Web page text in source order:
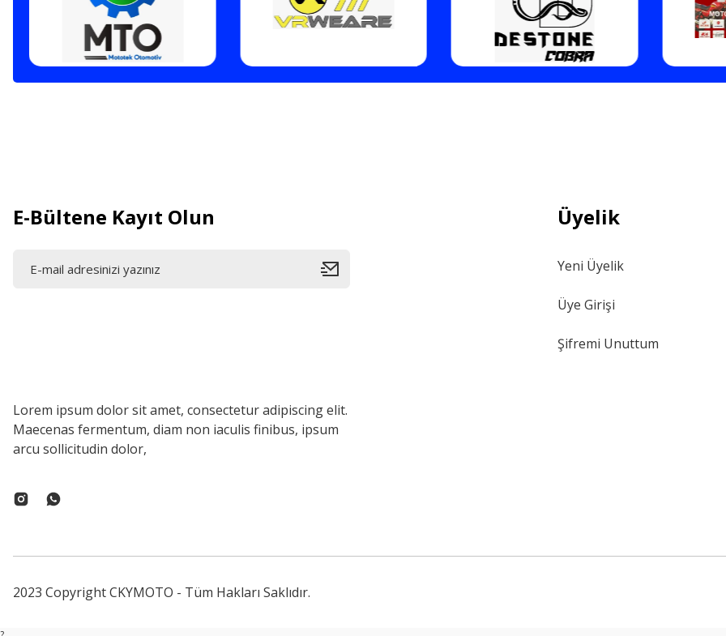
E-Bültene Kayıt Olun
Lorem ipsum dolor sit amet, consectetur adipiscing elit.
Maecenas fermentum, diam non iaculis finibus, ipsum
arcu sollicitudin dolor,
Üyelik
Yeni Üyelik
Üye Girişi
Şifremi Unuttum
2023 Copyright CKYMOTO - Tüm Hakları Saklıdır.